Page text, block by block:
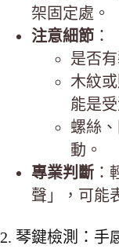
架固定處。
注意細節 ：
是否
木紋
能是
螺絲
動。
專業判斷 ：
聲」，可能
2. 琴鍵檢測：手